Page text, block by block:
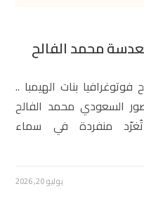
بعدسة محمد الفالح
بنات الهيمبا ..
السعودي محمد الفالح
منفردة في سماء
يوليو 20, 2026